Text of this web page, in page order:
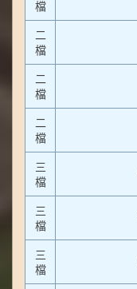
檔
二
檔
二
檔
二
檔
三
檔
三
檔
三
檔